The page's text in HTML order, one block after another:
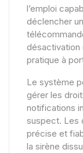
l’emploi
déclencher
désactivation
pratique à
Le système
gérer les
notifications
suspect. Les
précise et
la sirène